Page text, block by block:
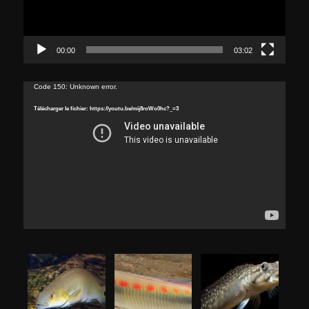
00:00 03:02
Lecteur
Code 150: Unknown error.
Télécharger le fichier: https://youtu.be/mij8roWo0hc?_=3